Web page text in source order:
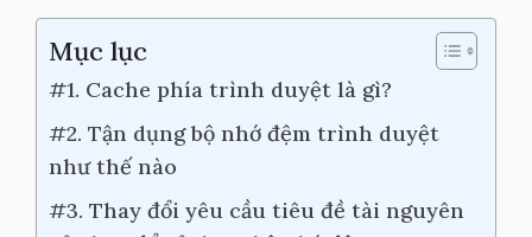
Mục lục
#1. Cache phía trình duyệt là gì?
#2. Tận dụng bộ nhớ đệm trình duyệt
như thế nào
#3. Thay đổi yêu cầu tiêu đề tài nguyên